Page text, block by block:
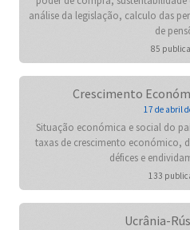
análise da legislação, calculo das
de
85
Crescimento
17 de abril
Situação económica e social do
taxas de crescimento económico,
défices e
133
Ucrânia-